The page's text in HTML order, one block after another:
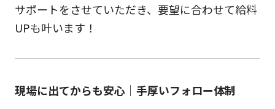
サポートをさせていただき、要望に合わせて給料
UPも叶います！
現場に出てからも安心｜手厚いフォロー体制